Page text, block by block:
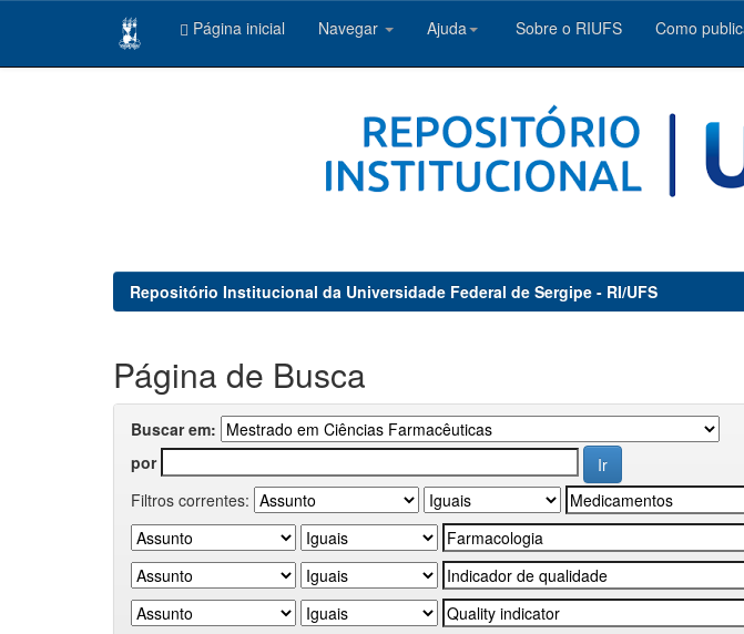
Página inicial Navegar Ajuda Sobre o RIUFS Como
Repositório Institucional da Universidade Federal de Sergipe - RI/UFS
Página de Busca
Buscar em:
por
Filtros correntes: